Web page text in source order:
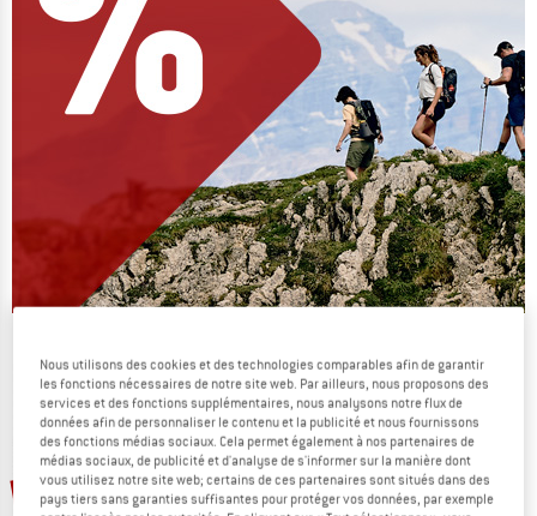
JUSQU'À -60 %
LE DÉSTOCKAGE
-10 %
Nous utilisons des cookies et des technologies comparables afin de garantir
les fonctions nécessaires de notre site web. Par ailleurs, nous proposons des
services et des fonctions supplémentaires, nous analysons notre flux de
données afin de personnaliser le contenu et la publicité et nous fournissons
des fonctions médias sociaux. Cela permet également à nos partenaires de
médias sociaux, de publicité et d'analyse de s'informer sur la manière dont
vous utilisez notre site web; certains de ces partenaires sont situés dans des
pays tiers sans garanties suffisantes pour protéger vos données, par exemple